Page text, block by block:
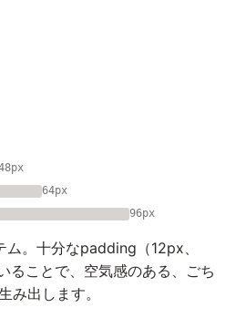
64px
96px
。十分なpadding（12px、
ことで、空気感のある、ごち
み出します。